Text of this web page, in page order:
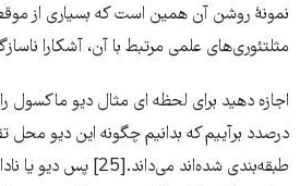
نمونۀ روشن آن همین است که بسیاری از
مثلتئوری‌‌‌های علمی مرتبط با آن، آشکارا
اجازه دهید برای لحظه ای مثال دیو ماکسول
درصدد برآییم که بدانیم چگونه این دیو محل
طبقه‌‌‌بندی شده‌اند